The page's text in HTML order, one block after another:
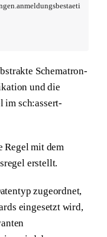
Schematron-
und die
im sch:assert-
Regel mit dem
erstellt.
zugeordnet,
eingesetzt wird,